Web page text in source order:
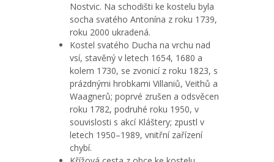
Nostvic. Na schodišti ke kostelu byla
socha svatého Antonína z roku 1739,
roku 2000 ukradená.
Kostel svatého Ducha na vrchu nad
vsí, stavěný v letech 1654, 1680 a
kolem 1730, se zvonicí z roku 1823, s
prázdnými hrobkami Villaniů, Veithů a
Waagnerů; poprvé zrušen a odsvěcen
roku 1782, podruhé roku 1950, v
souvislosti s akcí Kláštery; zpustl v
letech 1950–1989, vnitřní zařízení
chybí.